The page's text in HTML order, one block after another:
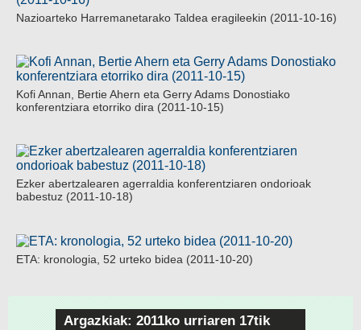
Nazioarteko Harremanetarako Taldea eragileekin (2011-10-16)
Kofi Annan, Bertie Ahern eta Gerry Adams Donostiako
konferentziara etorriko dira (2011-10-15)
Ezker abertzalearen agerraldia konferentziaren ondorioak
babestuz (2011-10-18)
ETA: kronologia, 52 urteko bidea (2011-10-20)
Argazkiak: 2011ko urriaren 17tik